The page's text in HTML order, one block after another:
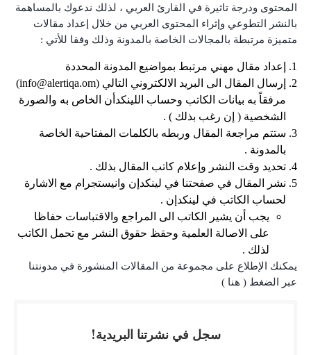
المحتوى ودرجة تاثيرة في القارئ العربي ، لذلك ندعوك بالمساهمة
بالنشر التطوعي وإثراء المحتوى العربي من خلال إعداد مقالات
متميزة مرتبطة بالمجالات الخاصة بالمدونة وذلك وفقا للأتي :
إعداد مقال مهني مرتبط بمواضيع المدونة المحددة
إرسال المقال الى البريد الالكتروني التالي (info@alertiqa.om)
مرفقاً به بيانات الكاتب وحساب اللينكدأن الخاص به والصورة
الشخصية ( إن رغب بذلك ) .
ستتم مراجعة المقال وربطه بالكلمات المفتاحية الخاصة
بالمدونة .
تحديد وقت النشر وإعلام كاتب المقال بذلك .
نشر المقال في صفحتنا في لينكدإن وانيستجرام مع الاشارة
لحساب الكاتب في لينكدإن .
يجب أن يشير الكاتب الى المراجع والاقتباسات حفاظا
على الاصالة العلمية وحقظ حقوق النشر مع تحمل الكاتب
لذلك .
يمكنك الإطلاع على مجموعة من المقالات المنشورة في مدونتنا
عبر الضغط ( هنا )
سجل في نشرتنا البريدية!